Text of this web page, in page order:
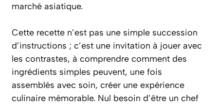
marché asiatique.
Cette recette n’est pas une simple succession
d’instructions ; c’est une invitation à jouer avec
les contrastes, à comprendre comment des
ingrédients simples peuvent, une fois
assemblés avec soin, créer une expérience
culinaire mémorable. Nul besoin d’être un chef